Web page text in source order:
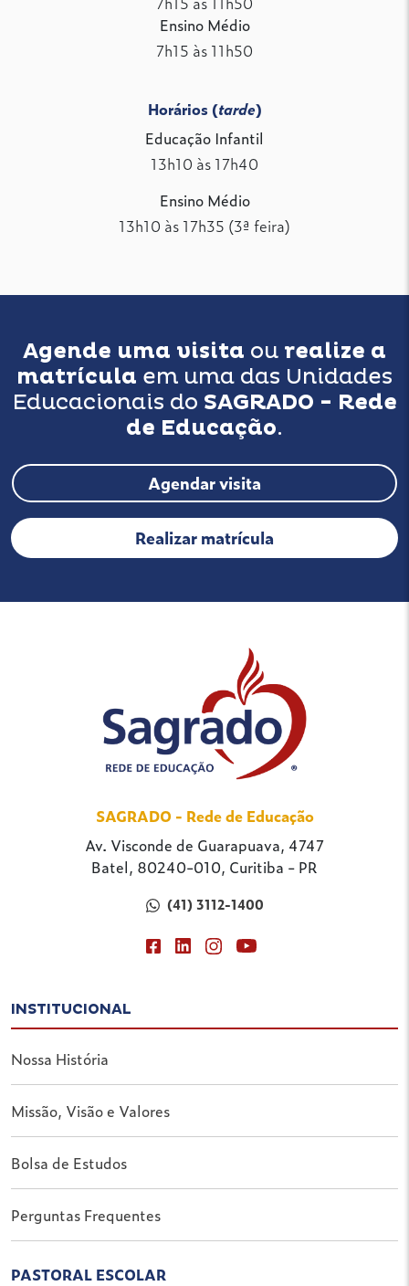
Ensino Médio
7h15 às 11h50
Horários (tarde)
Educação Infantil
13h10 às 17h40
Ensino Médio
13h10 às 17h35 (3ª feira)
Agende uma visita ou realize a
matrícula em uma das Unidades
Educacionais do SAGRADO - Rede
de Educação.
Agendar visita
Realizar matrícula
SAGRADO - Rede de Educação
Av. Visconde de Guarapuava, 4747
Batel, 80240-010, Curitiba - PR
(41) 3112-1400
INSTITUCIONAL
Nossa História
Missão, Visão e Valores
Bolsa de Estudos
Perguntas Frequentes
PASTORAL ESCOLAR